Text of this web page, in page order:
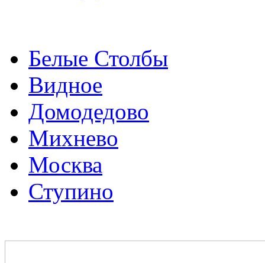
Белые Столбы
Видное
Домодедово
Михнево
Москва
Ступино